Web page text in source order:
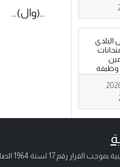
البلدي
.
...(وال)...
رقم 17 لسنة 1964 الصادر بتاريخ